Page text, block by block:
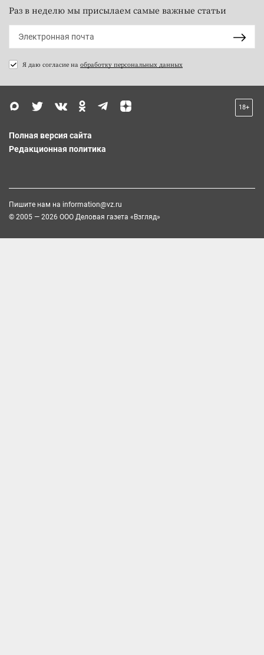
Раз в неделю мы присылаем самые важные статьи
Я даю согласие на обработку персональных данных
18+
Полная версия сайта
Редакционная политика
Пишите нам на information@vz.ru
© 2005 — 2026 ООО Деловая газета «Взгляд»